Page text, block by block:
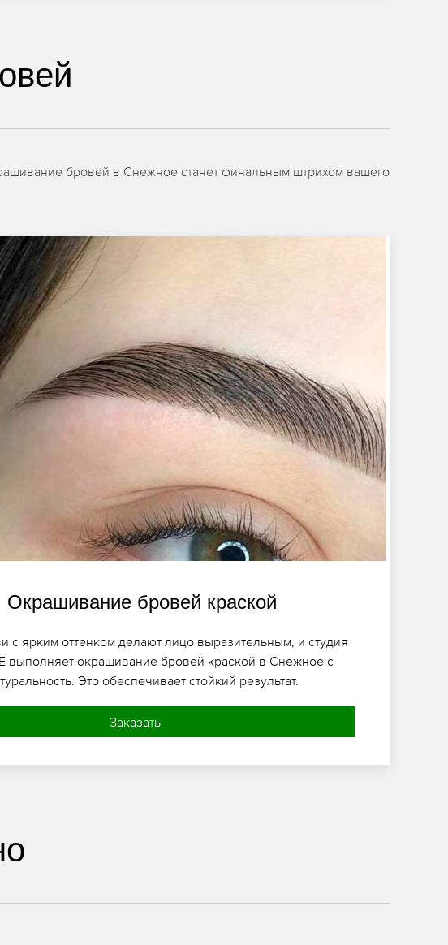
бровей в Снежное станет финальным штрихом вашего
Окрашивание бровей краской
с ярким оттенком делают лицо выразительным, и студия
выполняет окрашивание бровей краской в Снежное с
Это обеспечивает стойкий результат.
Заказать